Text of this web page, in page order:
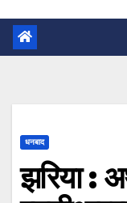
धनबाद
झरिया :